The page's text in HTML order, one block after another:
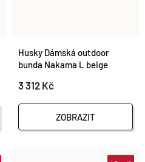
Husky Dámská outdoor
bunda Nakama L beige
3 312 Kč
ZOBRAZIT